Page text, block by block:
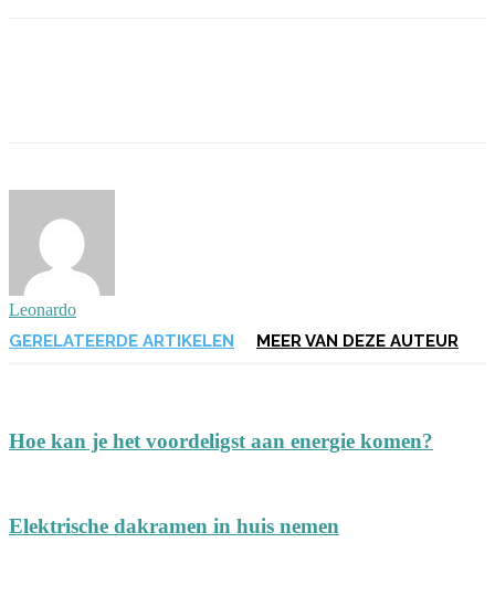
Leonardo
GERELATEERDE ARTIKELEN MEER VAN DEZE AUTEUR
Hoe kan je het voordeligst aan energie komen?
Elektrische dakramen in huis nemen